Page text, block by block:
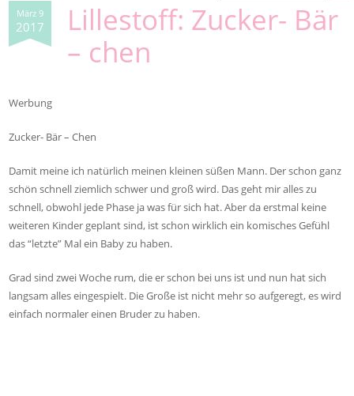
März 9
2017
Lillestoff: Zucker- Bär
– chen
Werbung
Zucker- Bär – Chen
Damit meine ich natürlich meinen kleinen süßen Mann. Der schon ganz
schön schnell ziemlich schwer und groß wird. Das geht mir alles zu
schnell, obwohl jede Phase ja was für sich hat. Aber da erstmal keine
weiteren Kinder geplant sind, ist schon wirklich ein komisches Gefühl
das “letzte” Mal ein Baby zu haben.
Grad sind zwei Woche rum, die er schon bei uns ist und nun hat sich
langsam alles eingespielt. Die Große ist nicht mehr so aufgeregt, es wird
einfach normaler einen Bruder zu haben.